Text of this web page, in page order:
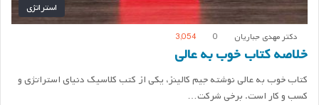
استراتژی
دکتر مهدی جباریان 0
3,054
خلاصه کتاب خوب به عالی
کتاب خوب به عالی نوشته جیم کالینز، یکی از کتب کلاسیک دنیای استراتژی و
کسب و کار است. برخی شرکت…